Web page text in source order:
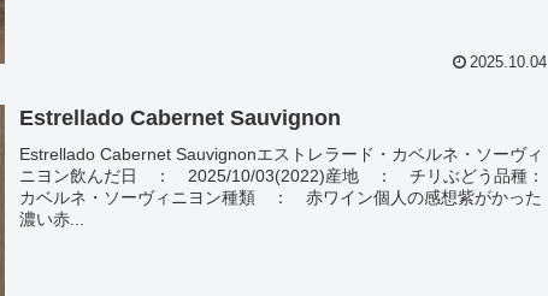
2025.10.04
Estrellado Cabernet Sauvignon
Estrellado Cabernet Sauvignonエストレラード・カベルネ・ソーヴィ
ニヨン飲んだ日 ： 2025/10/03(2022)産地 ： チリぶどう品種：
カベルネ・ソーヴィニヨン種類 ： 赤ワイン個人の感想紫がかった
濃い赤...